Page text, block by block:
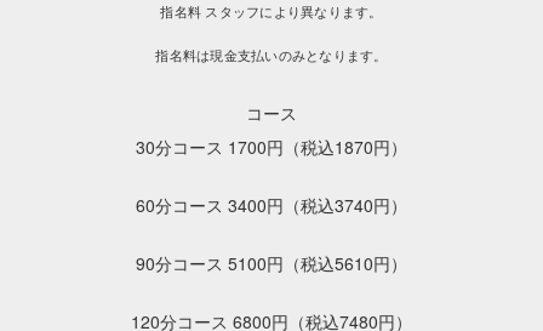
指名料 スタッフにより異なります。
指名料は現金支払いのみとなります。
コース
30分コース 1700円（税込1870円）
60分コース 3400円（税込3740円）
90分コース 5100円（税込5610円）
120分コース 6800円（税込7480円）